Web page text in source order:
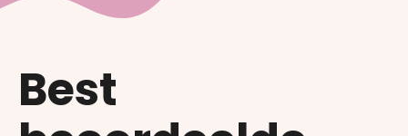
Best